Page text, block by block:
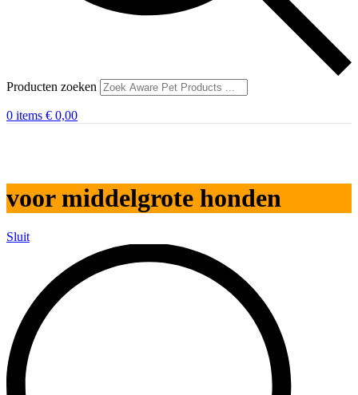
Producten zoeken
0 items € 0,00
voor middelgrote honden
Sluit